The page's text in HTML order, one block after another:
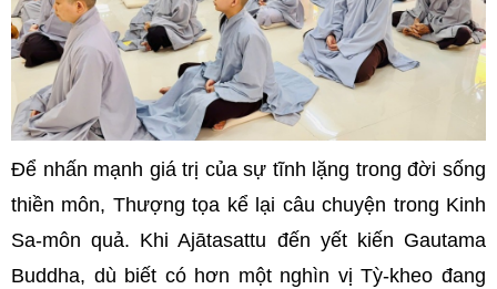
Để nhấn mạnh giá trị của sự tĩnh lặng trong đời sống
thiền môn, Thượng tọa kể lại câu chuyện trong Kinh
Sa-môn quả. Khi Ajātasattu đến yết kiến Gautama
Buddha, dù biết có hơn một nghìn vị Tỳ-kheo đang